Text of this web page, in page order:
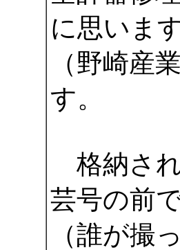
に思いま
（野崎産
す。
格納さ
芸号の前
（誰が撮